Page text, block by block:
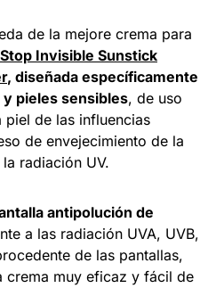
de la mejore crema para
Invisible Sunstick
, diseñada específicamente
pieles sensibles, de uso
de las influencias
de envejecimiento de la
radiación UV.
antipolución de
a las radiación UVA, UVB,
de las pantallas,
crema muy eficaz y fácil de